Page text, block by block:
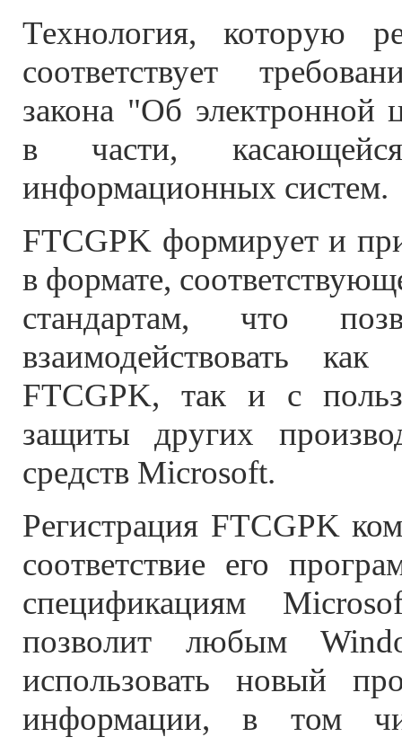
Технология, которую
соответствует
закона "Об электронной
в части,
информационных систем.
FTCGPK формирует и
в формате,
стандартам, что
взаимодействовать
FTCGPK, так и с
защиты других
средств Microsoft.
Регистрация FTCGPK
соответствие его
спецификациям
позволит любым
использовать новый
информации, в том